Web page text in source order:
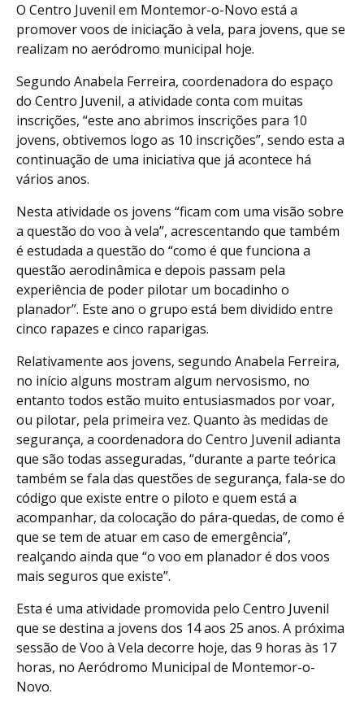
O Centro Juvenil em Montemor-o-Novo está a
promover voos de iniciação à vela, para jovens, que se
realizam no aeródromo municipal hoje.
Segundo Anabela Ferreira, coordenadora do espaço
do Centro Juvenil, a atividade conta com muitas
inscrições, “este ano abrimos inscrições para 10
jovens, obtivemos logo as 10 inscrições”, sendo esta a
continuação de uma iniciativa que já acontece há
vários anos.
Nesta atividade os jovens “ficam com uma visão sobre
a questão do voo à vela”, acrescentando que também
é estudada a questão do “como é que funciona a
questão aerodinâmica e depois passam pela
experiência de poder pilotar um bocadinho o
planador”. Este ano o grupo está bem dividido entre
cinco rapazes e cinco raparigas.
Relativamente aos jovens, segundo Anabela Ferreira,
no início alguns mostram algum nervosismo, no
entanto todos estão muito entusiasmados por voar,
ou pilotar, pela primeira vez. Quanto às medidas de
segurança, a coordenadora do Centro Juvenil adianta
que são todas asseguradas, “durante a parte teórica
também se fala das questões de segurança, fala-se do
código que existe entre o piloto e quem está a
acompanhar, da colocação do pára-quedas, de como é
que se tem de atuar em caso de emergência”,
realçando ainda que “o voo em planador é dos voos
mais seguros que existe”.
Esta é uma atividade promovida pelo Centro Juvenil
que se destina a jovens dos 14 aos 25 anos. A próxima
sessão de Voo à Vela decorre hoje, das 9 horas às 17
horas, no Aeródromo Municipal de Montemor-o-
Novo.